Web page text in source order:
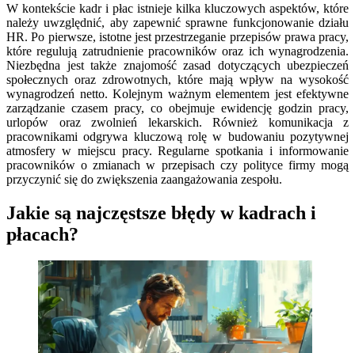
W kontekście kadr i płac istnieje kilka kluczowych aspektów, które
należy uwzględnić, aby zapewnić sprawne funkcjonowanie działu
HR. Po pierwsze, istotne jest przestrzeganie przepisów prawa pracy,
które regulują zatrudnienie pracowników oraz ich wynagrodzenia.
Niezbędna jest także znajomość zasad dotyczących ubezpieczeń
społecznych oraz zdrowotnych, które mają wpływ na wysokość
wynagrodzeń netto. Kolejnym ważnym elementem jest efektywne
zarządzanie czasem pracy, co obejmuje ewidencję godzin pracy,
urlopów oraz zwolnień lekarskich. Również komunikacja z
pracownikami odgrywa kluczową rolę w budowaniu pozytywnej
atmosfery w miejscu pracy. Regularne spotkania i informowanie
pracowników o zmianach w przepisach czy polityce firmy mogą
przyczynić się do zwiększenia zaangażowania zespołu.
Jakie są najczęstsze błędy w kadrach i
płacach?